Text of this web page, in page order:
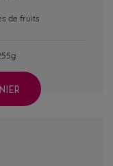
de fruits